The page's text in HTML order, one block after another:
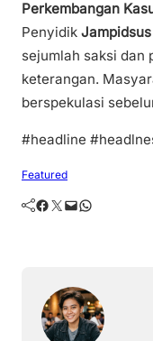
Perkembangan
Penyidik Jampidsus
sejumlah saksi dan
keterangan.
berspekulasi
#headline
Featured
Facebook Twitter Mail WhatsApp